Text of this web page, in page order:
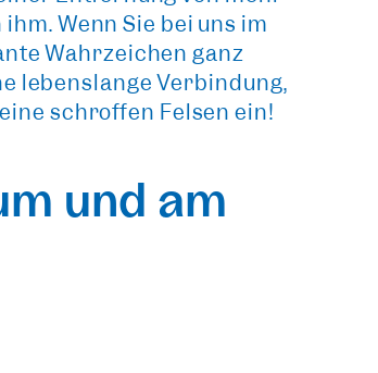
Wenn Sie bei uns im
Wahrzeichen ganz
lebenslange Verbindung,
schroffen Felsen ein!
und am